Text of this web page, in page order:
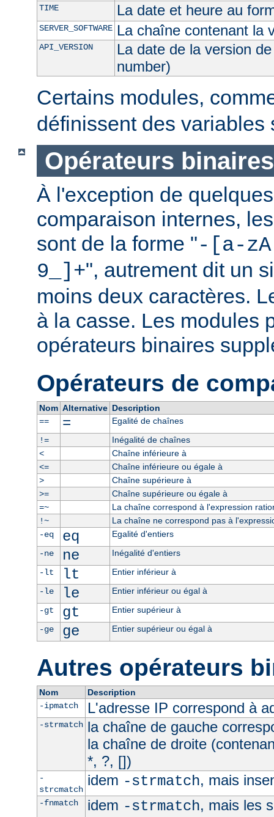
TIME La date et heure au
SERVER_SOFTWARE La chaîne contenant la
API_VERSION
La date de la version
number)
Certains modules,
définissent des variables
Opérateurs binaires
À l'exception de
comparaison internes,
sont de la forme "-[a-
9_]+", autrement dit un
moins deux caractères.
à la casse. Les modules
opérateurs binaires
Opérateurs de
Nom Alternative Description
==
=
Egalité de chaînes
!=
Inégalité de chaînes
<
Chaîne inférieure à
<=
Chaîne inférieure ou égale à
>
Chaîne supérieure à
>=
Chaîne supérieure ou égale à
=~
La chaîne correspond à l'expression
!~
La chaîne ne correspond pas à
-eq
eq
Egalité d'entiers
-ne
ne
Inégalité d'entiers
-lt
lt
Entier inférieur à
-le
le
Entier inférieur ou égal à
-gt
gt
Entier supérieur à
-ge
ge Entier supérieur ou égal à
Autres opérateurs
Nom
Description
-ipmatch
L'adresse IP correspond à
-strmatch la chaîne de gauche
la chaîne de droite
*, ?, [])
-
strcmatch
idem -strmatch, mais
-fnmatch idem -strmatch, mais les